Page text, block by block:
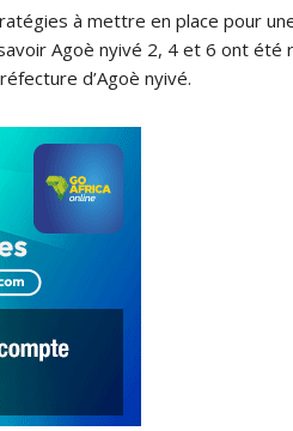
à mettre en place pour
Agoè nyivé 2, 4 et 6 ont
d’Agoè nyivé.